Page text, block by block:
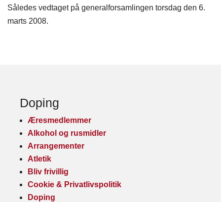
Således vedtaget på generalforsamlingen torsdag den 6.
marts 2008.
Doping
Æresmedlemmer
Alkohol og rusmidler
Arrangementer
Atletik
Bliv frivillig
Cookie & Privatlivspolitik
Doping